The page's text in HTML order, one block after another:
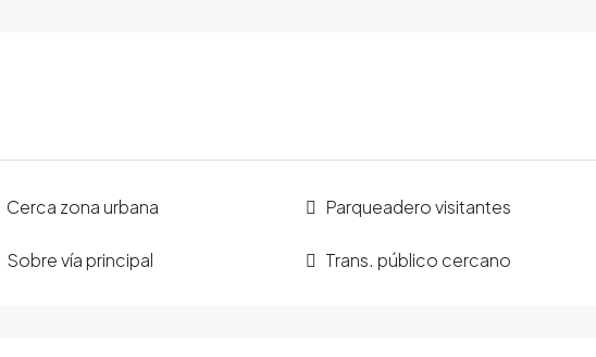
Cerca zona urbana Parqueadero visitantes
Sobre vía principal Trans. público cercano